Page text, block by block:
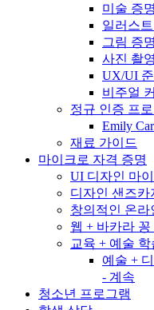
미술 증
일러스
그림 증
사진 촬
UX/UI
비주얼
정규 인증 프
Emily
재료 가이드
마이크로 자격 증명
UI 디자인 마
디자인 샌즈카
창의적인 온라
웹 + 바카라
교육 + 예술
예술 +
- 계속
청소년 프로그램